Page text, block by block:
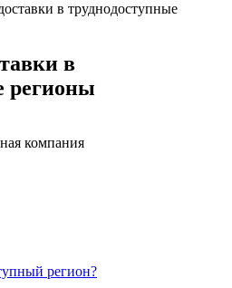
в труднодоступные
в
регионы
компания
регион?